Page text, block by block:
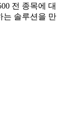
전 종목에 대
는 솔루션을 만